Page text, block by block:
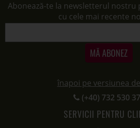
Abonează-te la newsletterul nostru
cu cele mai recente
MĂ ABONEZ
înapoi pe versiunea
(+40) 732 530
SERVICII PENTRU